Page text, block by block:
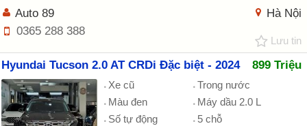
Hà Nội
Auto 89
0365 288 388
Lưu tin
Hyundai Tucson 2.0 AT CRDi Đặc biệt - 2024 899 Triệu
Xe cũ
Trong nước
Màu đen
Máy dầu 2.0 L
Số tự động
5 chỗ